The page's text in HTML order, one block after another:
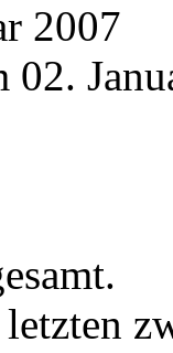
2007
02.